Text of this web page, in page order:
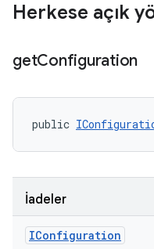
Herkese açık
getConfiguration
public
İadeler
IConfiguration